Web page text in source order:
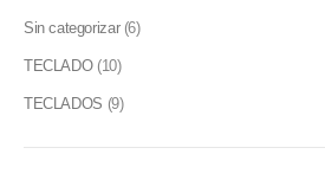
Sin categorizar (6)
TECLADO (10)
TECLADOS (9)